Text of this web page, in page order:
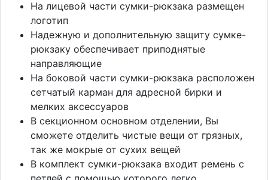
На лицевой части сумки-рюкзака размещен
логотип
Надежную и дополнительную защиту сумке-
рюкзаку обеспечивает приподнятые
направляющие
На боковой части сумки-рюкзака расположен
сетчатый карман для адресной бирки и
мелких аксессуаров
В секционном основном отделении, Вы
сможете отделить чистые вещи от грязных,
так же мокрые от сухих вещей
В комплект сумки-рюкзака входит ремень с